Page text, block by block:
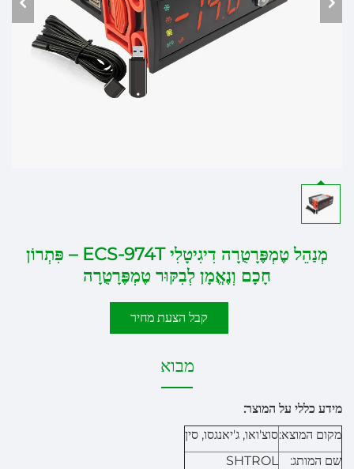
מְנַהֵל טֶמְפֶּרָטֻרָה דִיגִיטָלִי ECS-974T – פִּתְרוֹן
חָכָם וְנֶאֱמָן לְבִקּוּר טֶמְפֶּרָטֻרָה
קבל הצעת מחיר
מבוא
מידע כללי על המוצר:
מקום המוצא:סוצ'ואו, ג'יאנגסו, סין
שם המותג:
SHTROL